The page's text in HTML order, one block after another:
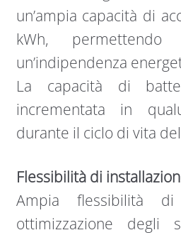
un’ampia capacità di
kWh, permettendo
un’indipendenza
La capacità di
incrementata in
durante il ciclo di vita
Flessibilità di
Ampia flessibilità
ottimizzazione degli